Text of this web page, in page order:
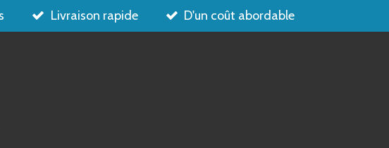
Livraison rapide D'un coût abordable